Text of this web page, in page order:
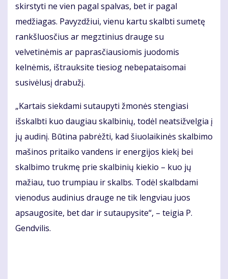
skirstyti ne vien pagal spalvas, bet ir pagal
medžiagas. Pavyzdžiui, vienu kartu skalbti sumetę
rankšluosčius ar megztinius drauge su
velvetinėmis ar paprasčiausiomis juodomis
kelnėmis, ištrauksite tiesiog nebepataisomai
susivėlusį drabužį.
„Kartais siekdami sutaupyti žmonės stengiasi
išskalbti kuo daugiau skalbinių, todėl neatsižvelgia į
jų audinį. Būtina pabrėžti, kad šiuolaikinės skalbimo
mašinos pritaiko vandens ir energijos kiekį bei
skalbimo trukmę prie skalbinių kiekio – kuo jų
mažiau, tuo trumpiau ir skalbs. Todėl skalbdami
vienodus audinius drauge ne tik lengviau juos
apsaugosite, bet dar ir sutaupysite“, – teigia P.
Gendvilis.